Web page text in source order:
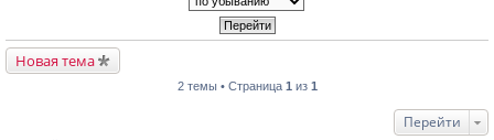
Новая тема
2 темы • Страница 1 из 1
Перейти